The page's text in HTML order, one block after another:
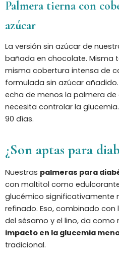
Palmera tierna con
azúcar
La versión sin azúcar de
bañada en chocolate. Misma
misma cobertura intensa de
formulada sin azúcar
echa de menos la palmera
necesita controlar la
90 días.
¿Son aptas para
Nuestras palmeras para
con maltitol como
glucémico significativamente
refinado. Eso, combinado con
del sésamo y el lino, da como
impacto en la glucemia
tradicional.